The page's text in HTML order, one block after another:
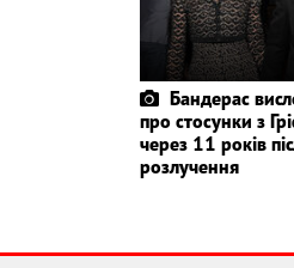
Бандерас
про стосунки з
через 11 років
розлучення